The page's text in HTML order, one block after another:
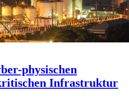
physischen
Infrastruktur